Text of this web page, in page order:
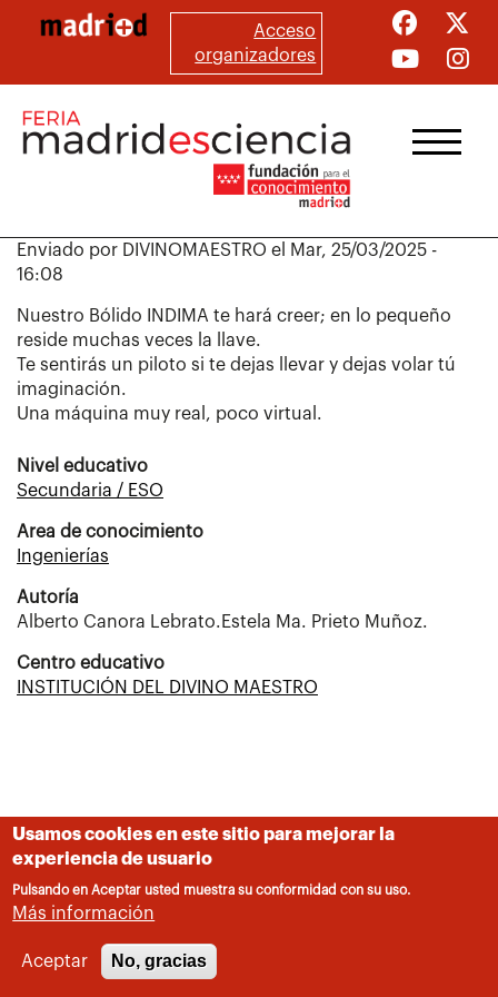
principal
Acceso
organizadores
Enviado por DIVINOMAESTRO el
Mar, 25/03/2025 -
16:08
Nuestro Bólido INDIMA te hará creer; en lo pequeño
reside muchas veces la llave.
Te sentirás un piloto si te dejas llevar y dejas volar tú
imaginación.
Una máquina muy real, poco virtual.
Nivel educativo
Secundaria / ESO
Area de conocimiento
Ingenierías
Autoría
Alberto Canora Lebrato.Estela Ma. Prieto Muñoz.
Centro educativo
INSTITUCIÓN DEL DIVINO MAESTRO
Usamos cookies en este sitio para mejorar la
experiencia de usuario
Pulsando en Aceptar usted muestra su conformidad con su uso.
Más información
Aceptar No, gracias